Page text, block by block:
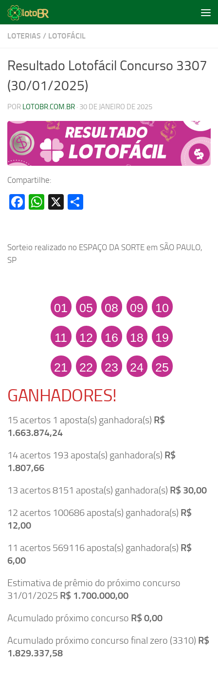
Skip to content
LOTERIAS / LOTOFÁCIL
Resultado Lotofácil Concurso 3307
(30/01/2025)
POR LOTOBR.COM.BR · 30 DE JANEIRO DE 2025
Compartilhe:
Facebook
WhatsApp
X
Sorteio realizado no ESPAÇO DA SORTE em SÃO PAULO,
SP
01 05 08 09 10
11 12 16 18 19
21 22 23 24 25
GANHADORES!
15 acertos 1 aposta(s) ganhadora(s) R$
1.663.874,24
14 acertos 193 aposta(s) ganhadora(s) R$
1.807,66
13 acertos 8151 aposta(s) ganhadora(s) R$ 30,00
12 acertos 100686 aposta(s) ganhadora(s) R$
12,00
11 acertos 569116 aposta(s) ganhadora(s) R$
6,00
Estimativa de prêmio do próximo concurso
31/01/2025 R$ 1.700.000,00
Acumulado próximo concurso R$ 0,00
Acumulado próximo concurso final zero (3310) R$
1.829.337,58